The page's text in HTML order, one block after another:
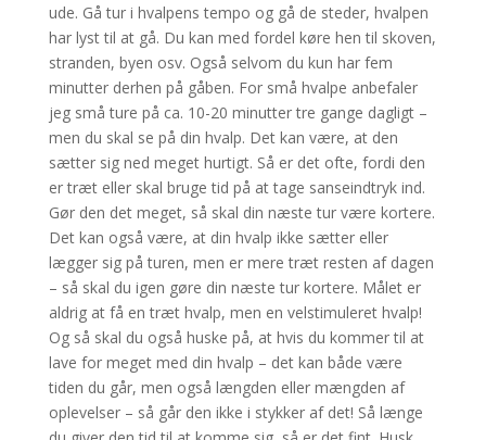
ude. Gå tur i hvalpens tempo og gå de steder, hvalpen
har lyst til at gå. Du kan med fordel køre hen til skoven,
stranden, byen osv. Også selvom du kun har fem
minutter derhen på gåben. For små hvalpe anbefaler
jeg små ture på ca. 10-20 minutter tre gange dagligt –
men du skal se på din hvalp. Det kan være, at den
sætter sig ned meget hurtigt. Så er det ofte, fordi den
er træt eller skal bruge tid på at tage sanseindtryk ind.
Gør den det meget, så skal din næste tur være kortere.
Det kan også være, at din hvalp ikke sætter eller
lægger sig på turen, men er mere træt resten af dagen
– så skal du igen gøre din næste tur kortere. Målet er
aldrig at få en træt hvalp, men en velstimuleret hvalp!
Og så skal du også huske på, at hvis du kommer til at
lave for meget med din hvalp – det kan både være
tiden du går, men også længden eller mængden af
oplevelser – så går den ikke i stykker af det! Så længe